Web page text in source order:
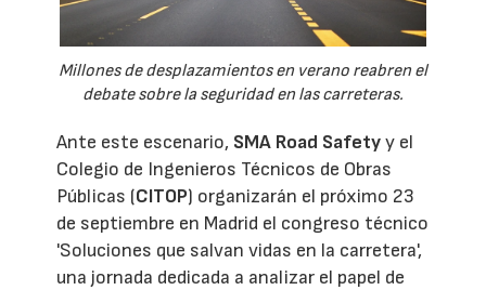
Millones de desplazamientos en verano reabren el
debate sobre la seguridad en las carreteras.
Ante este escenario, SMA Road Safetyy el
Colegio de Ingenieros Técnicos de Obras
Públicas (CITOP) organizarán el próximo 23
de septiembre en Madrid el congreso técnico
'Soluciones que salvan vidas en la carretera',
una jornada dedicada a analizar el papel de